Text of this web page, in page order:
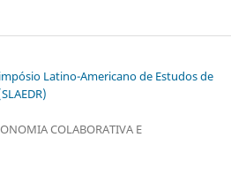
Latino-Americano de Estudos de
COLABORATIVA E